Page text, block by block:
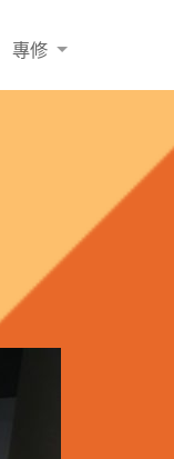
專修